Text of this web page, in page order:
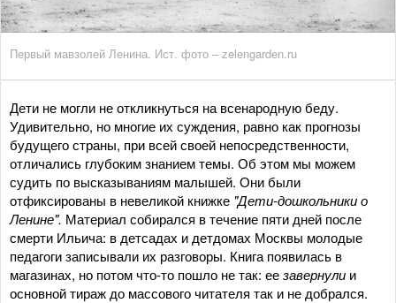
Первый мавзолей Ленина. Ист. фото – zelengarden.ru
Дети не могли не откликнуться на всенародную беду.
Удивительно, но многие их суждения, равно как прогнозы
будущего страны, при всей своей непосредственности,
отличались глубоким знанием темы. Об этом мы можем
судить по высказываниям малышей. Они были
отфиксированы в невеликой книжке "Дети-дошкольники о
Ленине". Материал собирался в течение пяти дней после
смерти Ильича: в детсадах и детдомах Москвы молодые
педагоги записывали их разговоры. Книга появилась в
магазинах, но потом что-то пошло не так: еезавернули и
основной тираж до массового читателя так и не добрался.